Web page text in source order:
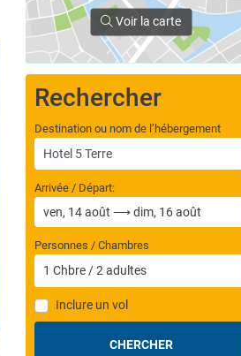
Voir la carte
Rechercher
Destination ou nom de l’hébergement
Arrivée / Départ:
Personnes / Chambres
1 Chbre /2 adultes
Inclure un vol
CHERCHER